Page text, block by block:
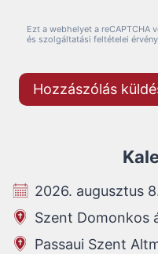
Ezt a webhelyet a reCAPTCHA
és szolgáltatási feltételei
2026. augusztus
Szent Domonkos
Passaui Szent